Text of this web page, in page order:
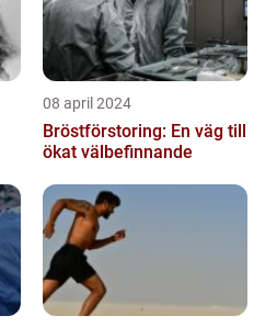
08 april 2024
Bröstförstoring: En väg till
ökat välbefinnande